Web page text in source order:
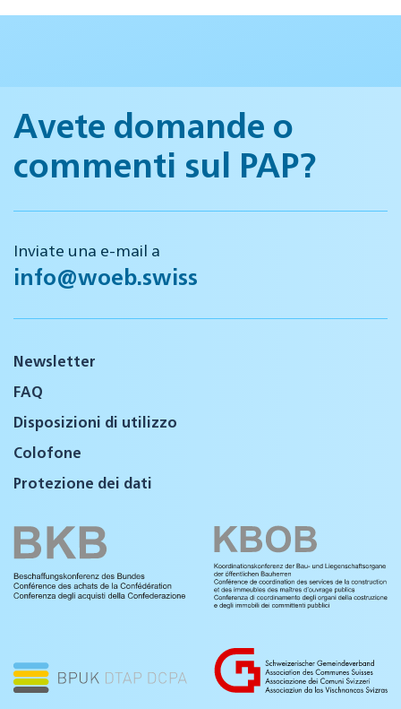
Avete domande o
commenti sul PAP?
Inviate una e-mail a
info@woeb.swiss
Newsletter
FAQ
Disposizioni di utilizzo
Colofone
Protezione dei dati